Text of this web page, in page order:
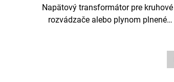
Napätový transformátor pre kruhové
rozvádzače alebo plynom plnené